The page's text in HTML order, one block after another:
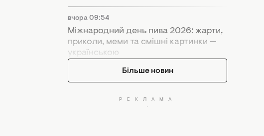
вчора 09:54
Міжнародний день пива 2026: жарти,
приколи, меми та смішні картинки —
українською
Більше новин